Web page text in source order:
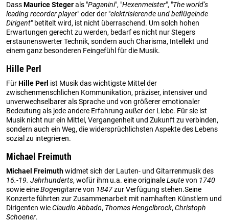
DassMaurice Stegerals "Paganini", "Hexenmeister", "The world’s
leading recorder player" oder der "elektrisierende und beflügelnde
Dirigent" betitelt wird, ist nicht überraschend. Um solch hohen
Erwartungen gerecht zu werden, bedarf es nicht nur Stegers
erstaunenswerter Technik, sondern auch Charisma, Intellekt und
einem ganz besonderen Feingefühl für die Musik.
Hille Perl
FürHille Perl ist Musik das wichtigste Mittel der
zwischenmenschlichen Kommunikation, präziser, intensiver und
unverwechselbarer als Sprache und von größerer emotionaler
Bedeutung als jede andere Erfahrung außer der Liebe. Für sie ist
Musik nicht nur ein Mittel, Vergangenheit und Zukunft zu verbinden,
sondern auch ein Weg, die widersprüchlichsten Aspekte des Lebens
sozial zu integrieren.
Michael Freimuth
Michael Freimuthwidmet sich der Lauten- und Gitarrenmusik des
16.-19. Jahrhunderts, wofür ihm u.a. eine originaleLautevon 1740
sowie eineBogengitarrevon 1847zur Verfügung stehen.Seine
Konzerte führten zur Zusammenarbeit mit namhaften Künstlern und
Dirigenten wieClaudio Abbado, Thomas Hengelbrock, Christoph
Schoener.